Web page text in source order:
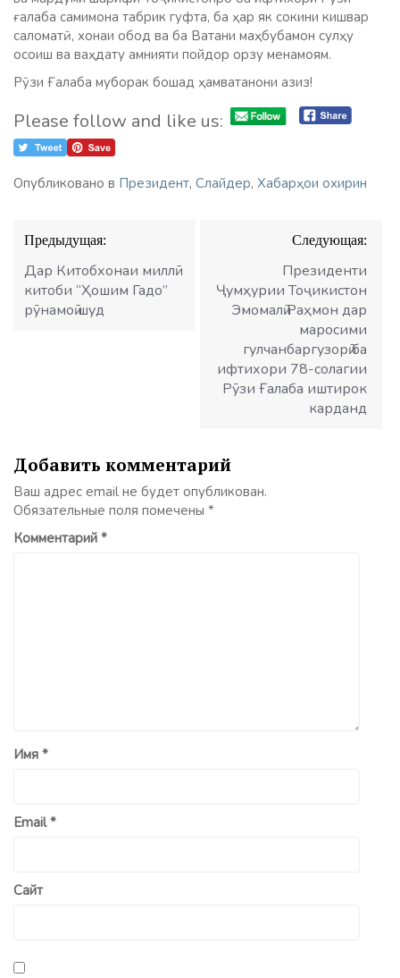
ғалаба самимона табрик гуфта, ба ҳар як сокини кишвар
саломатӣ, хонаи обод ва ба Ватани маҳбубамон сулҳу
осоиш ва ваҳдату амнияти пойдор орзу менамоям.
Рӯзи Ғалаба муборак бошад ҳамватанони азиз!
Please follow and like us:
Опубликовано в Президент, Слайдер, Хабарҳои охирин
Навигация
по
записям
Предыдущая:
Дар Китобхонаи миллӣ
китоби “Ҳошим Гадо”
рӯнамоӣ шуд
Следующая:
Президенти
Ҷумҳурии Тоҷикистон
Эмомалӣ Раҳмон дар
маросими
гулчанбаргузорӣ ба
ифтихори 78-солагии
Рӯзи Ғалаба иштирок
карданд
Добавить комментарий
Ваш адрес email не будет опубликован.
Обязательные поля помечены *
Комментарий *
Имя *
Email*
Сайт